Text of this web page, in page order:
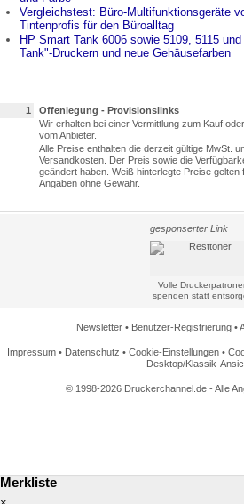
Vergleichstest: Büro-Multifunktionsgeräte
Tintenprofis für den Büroalltag
HP Smart Tank 6006 sowie 5109, 5115
Tank"-Druckern und neue Gehäusefarben
1
Offenlegung - Provisionslinks
Wir erhalten bei einer Vermittlung zum Kauf
vom Anbieter.
Alle Preise enthalten die derzeit gültige MwSt.
Versandkosten. Der Preis sowie die
geändert haben. Weiß hinterlegte Preise gelten
Angaben ohne Gewähr.
gesponserter Link
Volle
spenden statt
Newsletter• Benutzer-Registrierung•
Impressum• Datenschutz • Cookie-Einstellungen•
Desktop/Klassik-
© 1998-2026 Druckerchannel.de - Alle
Merkliste